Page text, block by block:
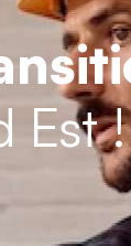
Est !